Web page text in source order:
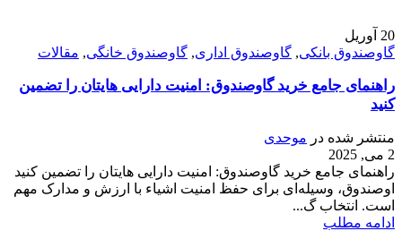
20 آوریل
گاوصندوق بانکی, گاوصندوق اداری, گاوصندوق خانگی, مقالات
راهنمای جامع خرید گاوصندوق: امنیت دارایی هایتان را تضمین
کنید
منتشر شده در موحدی
2 می, 2025
راهنمای جامع خرید گاوصندوق: امنیت دارایی هایتان را تضمین کنید
اوصندوق، وسیله‌ای برای حفظ امنیت اشیاء با ارزش و مدارک مهم
است. انتخاب گ...
ادامه مطلب